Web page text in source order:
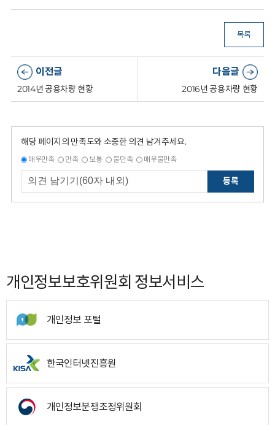
목록
이전글
2014년 공용차량 현황
다음글
2016년 공용차량 현황
해당 페이지의 만족도와 소중한 의견 남겨주세요.
매우만족 만족 보통 불만족 매우불만족
등록
개인정보보호위원회 정보서비스
개인정보 포털
한국인터넷진흥원
개인정보분쟁조정위원회